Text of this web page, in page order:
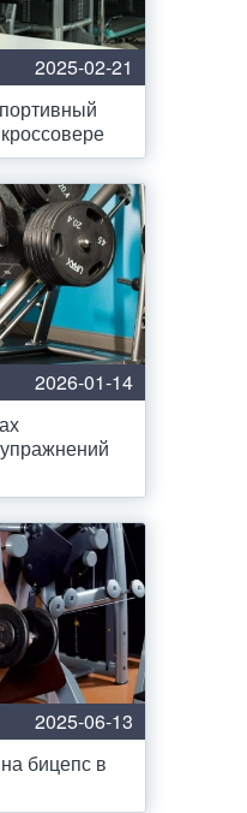
2025-02-21
2026-01-14
2025-06-13
бицепс в